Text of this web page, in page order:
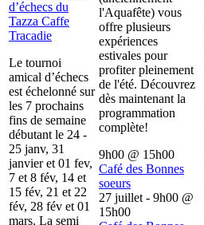
d’échecs du
Tazza Caffe
Tracadie
Le tournoi
amical d’échecs
est échelonné sur
les 7 prochains
fins de semaine
débutant le 24 -
25 janv, 31
janvier et 01 fev,
7 et 8 fév, 14 et
15 fév, 21 et 22
fév, 28 fév et 01
mars. La semi
l'Aquafête) vous
offre plusieurs
expériences
estivales pour
profiter pleinement
de l'été. Découvrez
dès maintenant la
programmation
complète!
9h00 @ 15h00
Café des Bonnes
soeurs
27 juillet - 9h00 @
15h00